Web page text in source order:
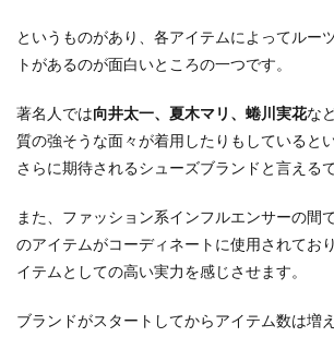
というものがあり、各アイテムによってルー
トがあるのが面白いところの一つです。
著名人では向井太一、夏木マリ、蜷川実花な
質の強そうな面々が着用したりもしていると
さらに期待されるシューズブランドと言えるで
また、ファッション系インフルエンサーの間
のアイテムがコーディネートに使用されてお
イテムとしての高い実力を感じさせます。
ブランドがスタートしてからアイテム数は増